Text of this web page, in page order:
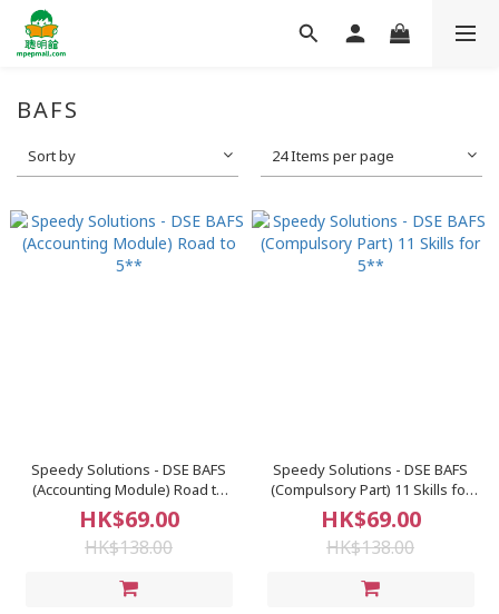
BAFS
Sort by 24 Items per page
Speedy Solutions - DSE BAFS
(Accounting Module) Road to
5**
HK$69.00
HK$138.00
Speedy Solutions - DSE BAFS
(Compulsory Part) 11 Skills for
5**
HK$69.00
HK$138.00